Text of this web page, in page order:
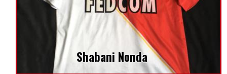
Shabani Nonda